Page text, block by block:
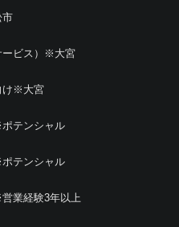
市
ービス）※大宮
け※大宮
テンシャル
テンシャル
業経験3年以上